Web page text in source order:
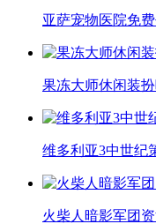
亚萨宠物医院免
果冻大师休闲装
维多利亚3中世纪
火柴人暗影军团